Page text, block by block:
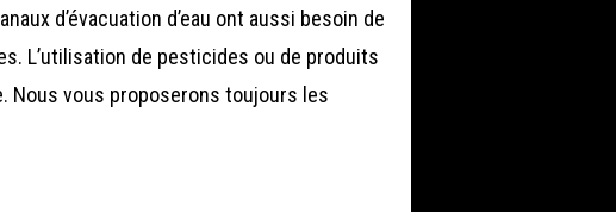
d’évacuation d’eau ont aussi besoin de
L’utilisation de pesticides ou de produits
Nous vous proposerons toujours les